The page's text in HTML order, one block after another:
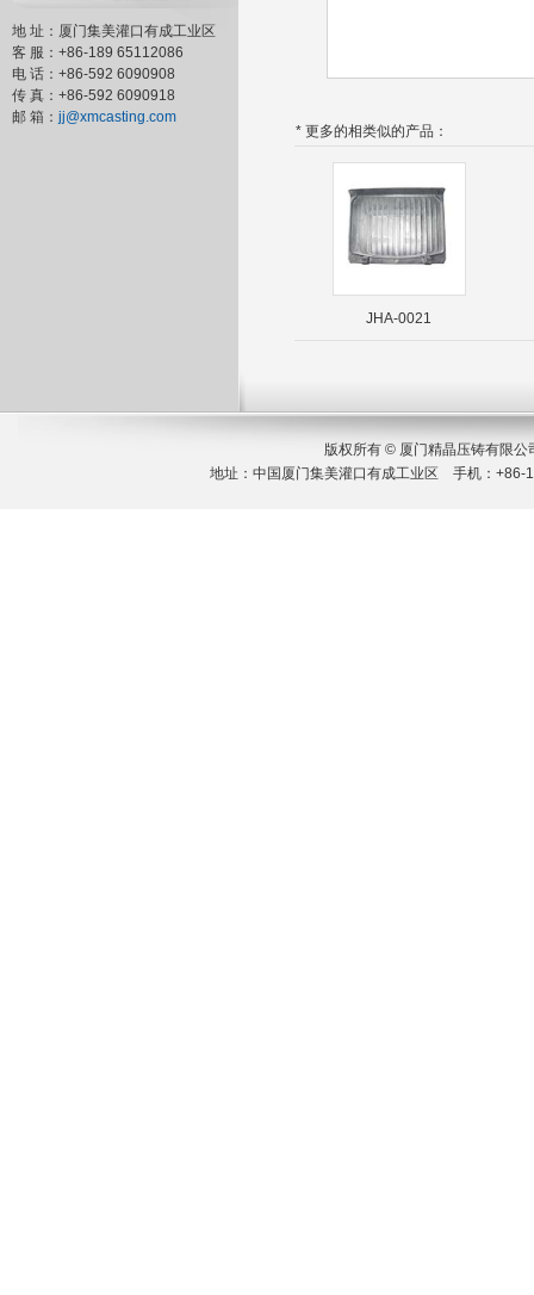
地 址：厦门集美灌口有成工业区
客 服：+86-189 65112086
电 话：+86-592 6090908
传 真：+86-592 6090918
邮 箱： jj@xmcasting.com
* 更多的相类似的产品：
JHA-0021
版权所有 © 厦门精晶压铸有限
地址：中国厦门集美灌口有成工业区 手机：